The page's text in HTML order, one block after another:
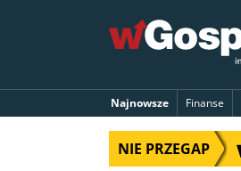
Najnowsze Finanse
NIE PRZEGAP